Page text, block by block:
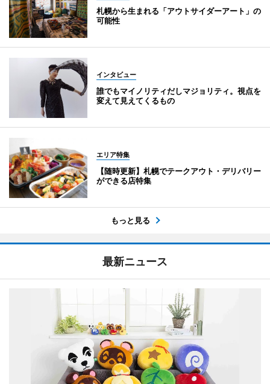
札幌から生まれる「アウトサイダーアート」の
可能性
インタビュー
誰でもマイノリティだしマジョリティ。視点を
変えて見えてくるもの
エリア特集
【随時更新】札幌でテークアウト・デリバリー
ができる店特集
もっと見る
最新ニュース